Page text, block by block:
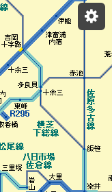
チェーン規制等